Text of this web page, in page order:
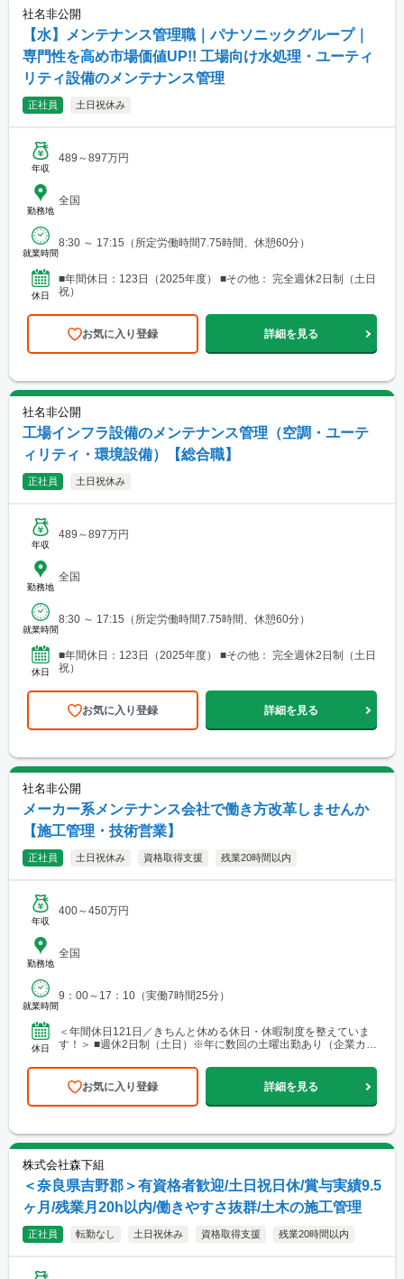
社名非公開
【水】メンテナンス管理職｜パナソニックグループ｜
専門性を高め市場価値UP!! 工場向け水処理・ユーティ
リティ設備のメンテナンス管理
正社員 土日祝休み
年収
489～897万円
勤務地
全国
就業時間
8:30 ～ 17:15（所定労働時間7.75時間、休憩60分）
休日
■年間休日：123日（2025年度） ■その他： 完全週休2日制（土日
祝）
お気に入り登録 詳細を見る
社名非公開
工場インフラ設備のメンテナンス管理（空調・ユーテ
ィリティ・環境設備）【総合職】
正社員 土日祝休み
年収
489～897万円
勤務地
全国
就業時間
8:30 ～ 17:15（所定労働時間7.75時間、休憩60分）
休日
■年間休日：123日（2025年度） ■その他： 完全週休2日制（土日
祝）
お気に入り登録 詳細を見る
社名非公開
メーカー系メンテナンス会社で働き方改革しませんか
【施工管理・技術営業】
正社員 土日祝休み 資格取得支援 残業20時間以内
年収
400～450万円
勤務地
全国
就業時間
9：00～17：10（実働7時間25分）
休日
＜年間休日121日／きちんと休める休日・休暇制度を整えていま
す！＞ ■週休2日制（土日）※年に数回の土曜出勤あり（企業カレ
お気に入り登録 詳細を見る
株式会社森下組
＜奈良県吉野郡＞有資格者歓迎/土日祝日休/賞与実績9.5
ヶ月/残業月20h以内/働きやすさ抜群/土木の施工管理
正社員 転勤なし 土日祝休み 資格取得支援 残業20時間以内